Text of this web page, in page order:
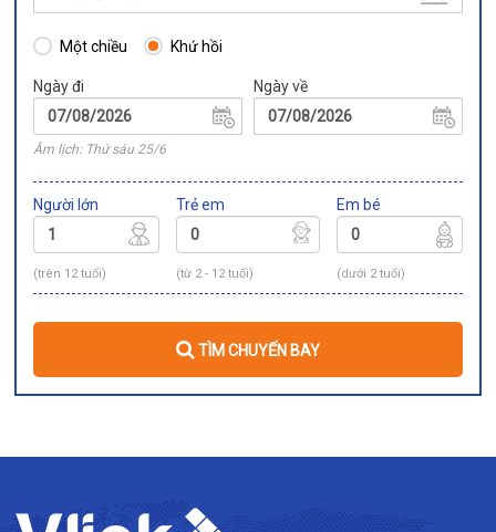
Một chiều Khứ hồi
Ngày đi
Âm lịch: Thứ sáu 25/6
Ngày về
Người lớn
(trên 12 tuổi)
Trẻ em
(từ 2 - 12 tuổi)
Em bé
(dưới 2 tuổi)
TÌM CHUYẾN BAY